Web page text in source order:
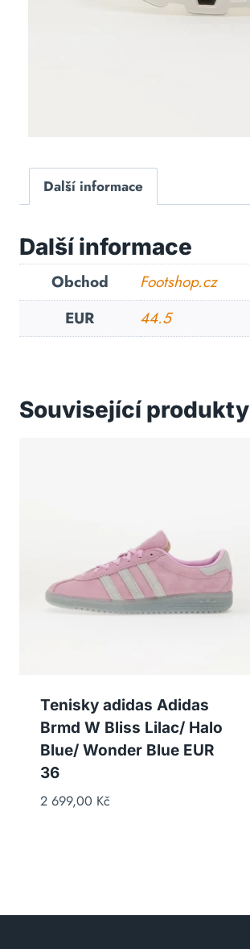
Další informace
Další informace
Obchod
Footshop.cz
EUR
44.5
Související produkty
Tenisky adidas Adidas
Brmd W Bliss Lilac/ Halo
Blue/ Wonder Blue EUR
36
2 699,00 Kč